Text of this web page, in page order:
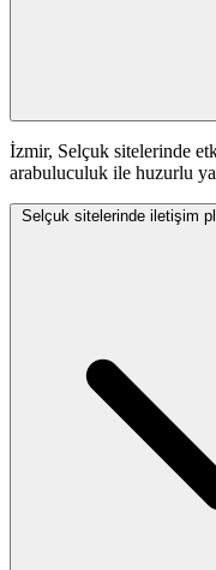
İzmir, Selçuk sitelerinde
arabuluculuk ile huzurlu
Selçuk sitelerinde iletişim